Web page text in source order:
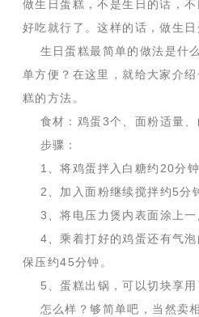
做生日蛋糕，不是生日的话，
好吃就行了。这样的话，做生日
生日蛋糕最简单的做法是什
单方便？在这里，就给大家介
糕的方法。
食材：鸡蛋3个、面粉适量、
步骤：
1、将鸡蛋拌入白糖约20分钟
2、加入面粉继续搅拌约5分
3、将电压力煲内表面涂上一
4、乘着打好的鸡蛋还有气泡
保压约45分钟。
5、蛋糕出锅，可以切块享用
怎么样？够简单吧，当然卖